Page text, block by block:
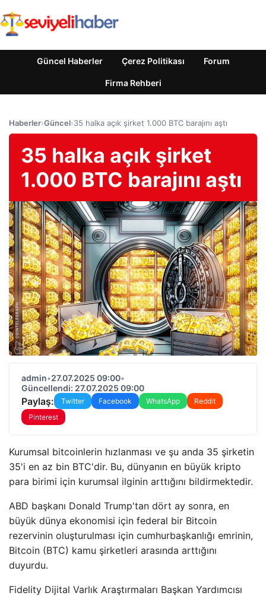
Güncel Haberler Çerez Politikası Forum
Firma Rehberi
Haberler›Güncel›35 halka açık şirket 1.000 BTC barajını aştı
35 halka açık şirket
1.000 BTC barajını aştı
admin•27.07.2025 09:00•
Güncellendi: 27.07.2025 09:00
Paylaş: Twitter Facebook WhatsApp
Reddit
Pinterest
Kurumsal bitcoinlerin hızlanması ve şu anda 35 şirketin
35'i en az bin BTC'dir. Bu, dünyanın en büyük kripto
para birimi için kurumsal ilginin arttığını bildirmektedir.
ABD başkanı Donald Trump'tan dört ay sonra, en
büyük dünya ekonomisi için federal bir Bitcoin
rezervinin oluşturulması için cumhurbaşkanlığı emrinin,
Bitcoin (BTC) kamu şirketleri arasında arttığını
duyurdu.
Fidelity Dijital Varlık Araştırmaları Başkan Yardımcısı